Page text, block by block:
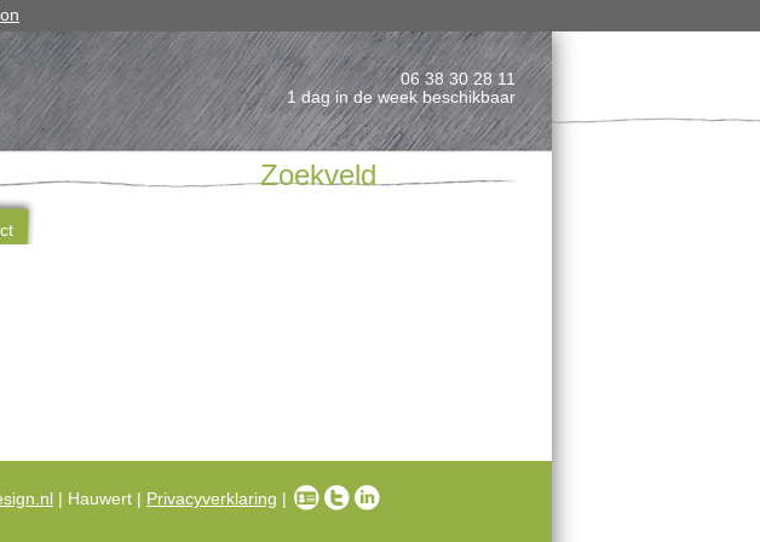
06 38 30 28 11
1 dag in de week beschikbaar
Zoekveld
| Hauwert | Privacyverklaring |